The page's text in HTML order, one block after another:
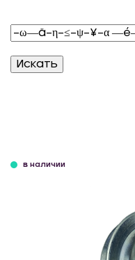
в наличии